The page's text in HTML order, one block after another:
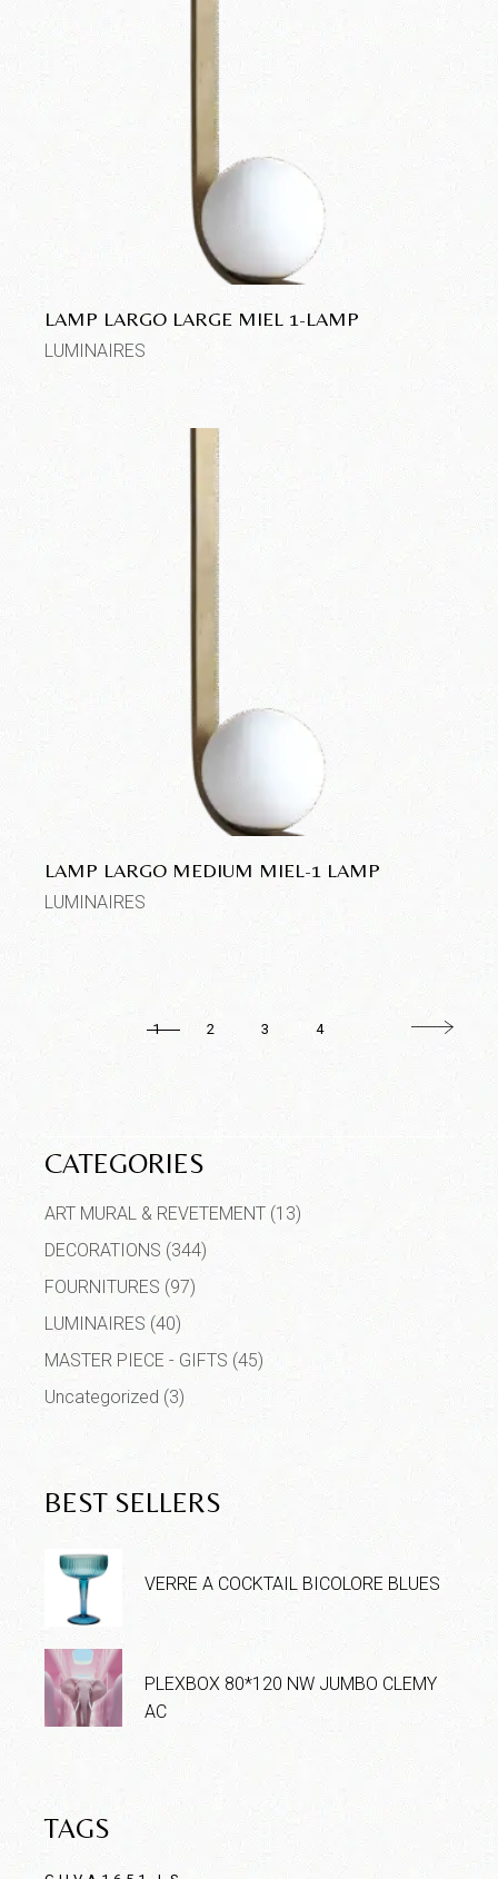
LAMP LARGO LARGE MIEL 1-LAMP
LUMINAIRES
LAMP LARGO MEDIUM MIEL-1 LAMP
LUMINAIRES
1 2 3 4
CATEGORIES
ART MURAL & REVETEMENT (13)
DECORATIONS (344)
FOURNITURES (97)
LUMINAIRES (40)
MASTER PIECE - GIFTS (45)
Uncategorized (3)
BEST SELLERS
VERRE A COCKTAIL BICOLORE BLUES
PLEXBOX 80*120 NW JUMBO CLEMY
AC
TAGS